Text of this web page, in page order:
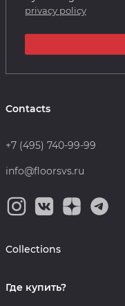
Contacts
+7 (495) 740-99-99
info@floorsvs.ru
Collections
Где купить?
privacy policy